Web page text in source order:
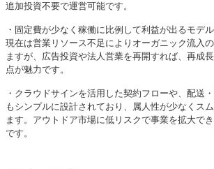
追加投資不要で運営可能です。
・固定費が少なく稼働に比例して利益が出るモデ
現在は営業リソース不足によりオーガニック流入
ますが、広告投資や法人営業を再開すれば、再成
点が魅力です。
・クラウドサインを活用した契約フローや、配送
もシンプルに設計されており、属人性が少なくス
ます。アウトドア市場に低リスクで事業を拡大で
です。